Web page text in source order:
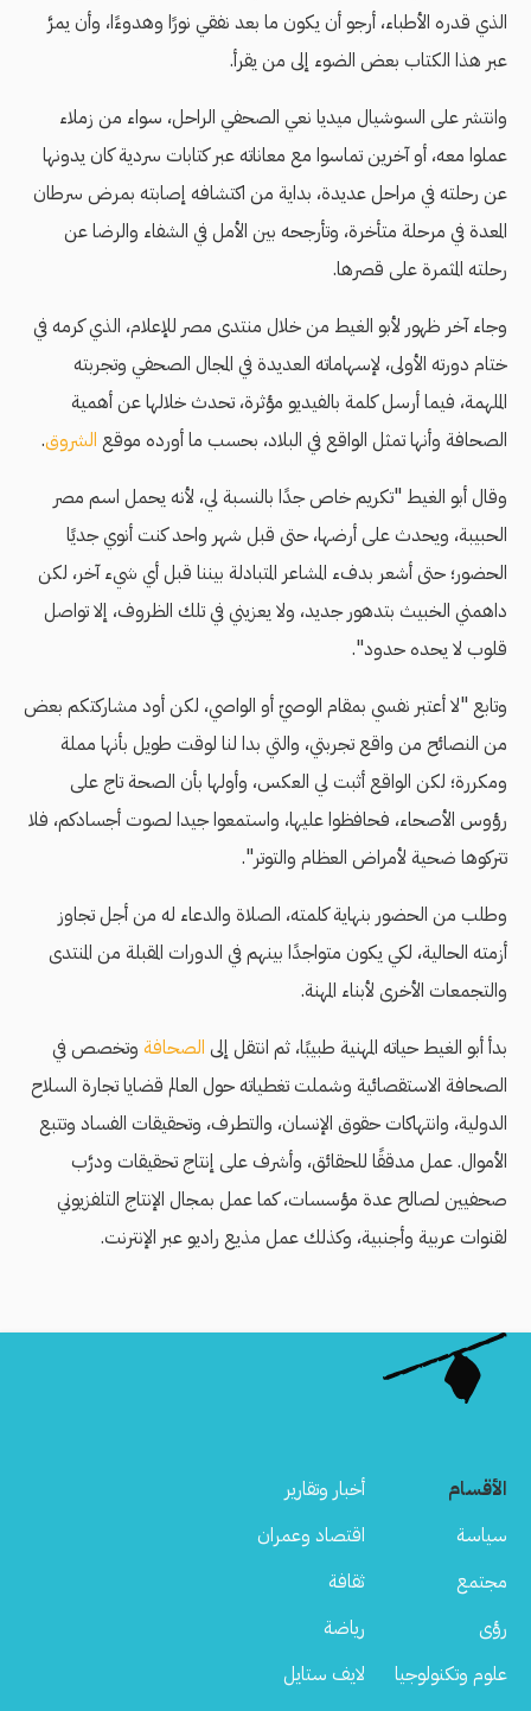
الذي قدره الأطباء، أرجو أن يكون ما بعد نفقي نورًا وهدوءًا، وأن يمرَّ
عبر هذا الكتاب بعض الضوء إلى من يقرأ.
وانتشر على السوشيال ميديا نعي الصحفي الراحل، سواء من زملاء
عملوا معه، أو آخرين تماسوا مع معاناته عبر كتابات سردية كان يدونها
عن رحلته في مراحل عديدة، بداية من اكتشافه إصابته بمرض سرطان
المعدة في مرحلة متأخرة، وتأرجحه بين الأمل في الشفاء والرضا عن
رحلته المثمرة على قصرها.
وجاء آخر ظهور لأبو الغيط من خلال منتدى مصر للإعلام، الذي كرمه في
ختام دورته الأولى، لإسهاماته العديدة في المجال الصحفي وتجربته
الملهمة، فيما أرسل كلمة بالفيديو مؤثرة، تحدث خلالها عن أهمية
الصحافة وأنها تمثل الواقع في البلاد، بحسب ما أورده موقع الشروق.
وقال أبو الغيط "تكريم خاص جدًا بالنسبة لي، لأنه يحمل اسم مصر
الحبيبة، ويحدث على أرضها، حتى قبل شهر واحد كنت أنوي جديًا
الحضور؛ حتى أشعر بدفء المشاعر المتبادلة بيننا قبل أي شيء آخر، لكن
داهمني الخبيث بتدهور جديد، ولا يعزيني في تلك الظروف، إلا تواصل
قلوب لا يحده حدود".
وتابع "لا أعتبر نفسي بمقام الوصيّ أو الواصي، لكن أود مشاركتكم بعض
من النصائح من واقع تجربتي، والتي بدا لنا لوقت طويل بأنها مملة
ومكررة؛ لكن الواقع أثبت لي العكس، وأولها بأن الصحة تاج على
رؤوس الأصحاء، فحافظوا عليها، واستمعوا جيدا لصوت أجسادكم، فلا
تتركوها ضحية لأمراض العظام والتوتر".
وطلب من الحضور بنهاية كلمته، الصلاة والدعاء له من أجل تجاوز
أزمته الحالية، لكي يكون متواجدًا بينهم في الدورات المقبلة من المنتدى
والتجمعات الأخرى لأبناء المهنة.
بدأ أبو الغيط حياته المهنية طبيبًا، ثم انتقل إلى الصحافة وتخصص في
الصحافة الاستقصائية وشملت تغطياته حول العالم قضايا تجارة السلاح
الدولية، وانتهاكات حقوق الإنسان، والتطرف، وتحقيقات الفساد وتتبع
الأموال. عمل مدققًا للحقائق، وأشرف على إنتاج تحقيقات ودرَّب
صحفيين لصالح عدة مؤسسات، كما عمل بمجال الإنتاج التلفزيوني
لقنوات عربية وأجنبية، وكذلك عمل مذيع راديو عبر الإنترنت.
الأقسام
أخبار وتقارير
سياسة
اقتصاد وعمران
مجتمع
ثقافة
رؤى
رياضة
علوم وتكنولوجيا
لايف ستايل